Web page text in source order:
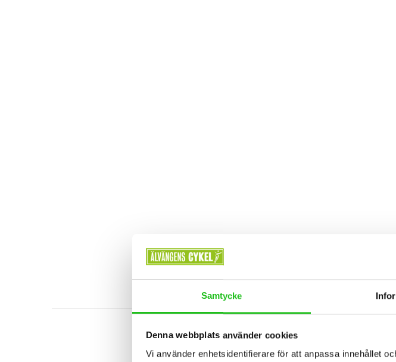
Samtycke
Denna webbplats använder cookies
Vi använder enhetsidentifierare för att anpassa innehållet